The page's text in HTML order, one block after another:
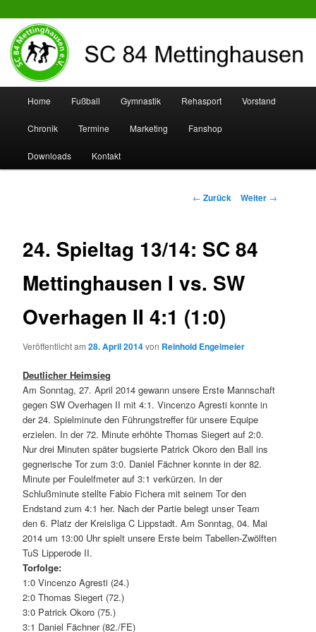
SC 84 Mettinghausen
Zum
Inhalt
wechseln
Zum
sekundären
Inhalt
Home Fußball Gymnastik Rehasport Vorstand
Chronik Termine Marketing Fanshop
Downloads Kontakt
Beitrags-
← Zurück Weiter →
24. Spieltag 13/14: SC 84
Mettinghausen I vs. SW
Overhagen II 4:1 (1:0)
Veröffentlicht am28. April 2014von Reinhold Engelmeier
Deutlicher Heimsieg
Am Sonntag, 27. April 2014 gewann unsere Erste Mannschaft
gegen SW Overhagen II mit 4:1. Vincenzo Agresti konnte in
der 24. Spielminute den Führungstreffer für unsere Equipe
erzielen. In der 72. Minute erhöhte Thomas Siegert auf 2:0.
Nur drei Minuten später bugsierte Patrick Okoro den Ball ins
gegnerische Tor zum 3:0. Daniel Fächner konnte in der 82.
Minute per Foulelfmeter auf 3:1 verkürzen. In der
Schlußminute stellte Fabio Fichera mit seinem Tor den
Endstand zum 4:1 her. Nach der Partie belegt unser Team
den 6. Platz der Kreisliga C Lippstadt. Am Sonntag, 04. Mai
2014 um 13:00 Uhr spielt unsere Erste beim Tabellen-Zwölften
TuS Lipperode II.
Torfolge:
1:0 Vincenzo Agresti (24.)
2:0 Thomas Siegert (72.)
3:0 Patrick Okoro (75.)
3:1 Daniel Fächner (82./FE)